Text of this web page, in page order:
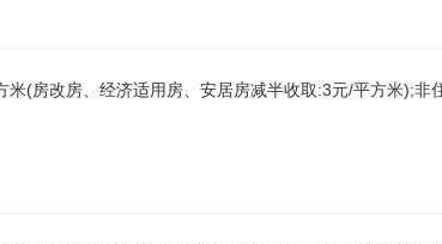
(房改房、经济适用房、安居房减半收取:3元/平方米);非